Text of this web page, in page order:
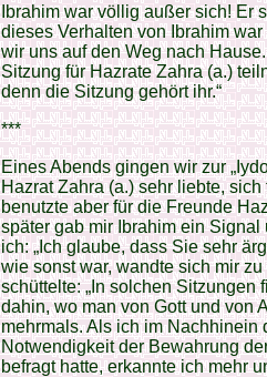
Ibrahim war völlig außer sich! Er
dieses Verhalten von Ibrahim
wir uns auf den Weg nach
Sitzung für Hazrate Zahra (a.)
denn die Sitzung gehört ihr.“
***
Eines Abends gingen wir zur
Hazrat Zahra (a.) sehr liebte,
benutzte aber für die Freunde
später gab mir Ibrahim ein
ich: „Ich glaube, dass Sie sehr
wie sonst war, wandte sich mir
schüttelte: „In solchen Sitzungen
dahin, wo man von Gott und von
mehrmals. Als ich im
Notwendigkeit der Bewahrung
befragt hatte, erkannte ich mehr